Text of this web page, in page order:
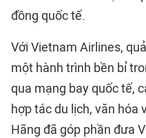
đồng quốc tế.
Với Vietnam Airlines,
một hành trình bền bỉ
qua mạng bay quốc tế,
hợp tác du lịch, văn hóa
Hãng đã góp phần đưa